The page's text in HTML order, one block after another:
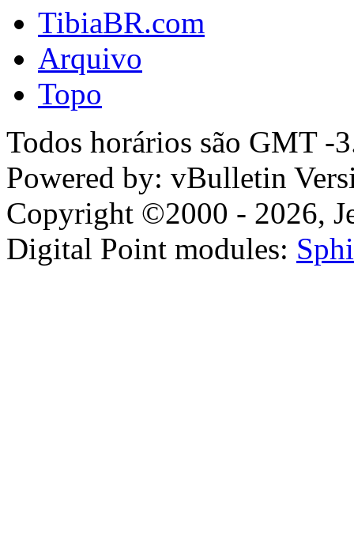
TibiaBR.com
Arquivo
Topo
Todos horários são GMT -
Powered by: vBulletin
Copyright ©2000 - 2026,
Digital Point modules: